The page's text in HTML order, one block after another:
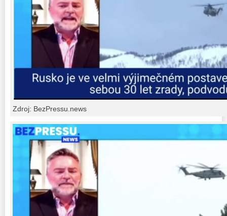
Zdroj: BezPressu.news